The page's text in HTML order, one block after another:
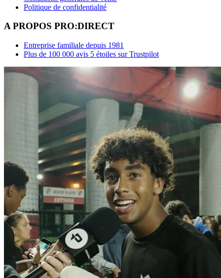
Politique de confidentialité
A PROPOS PRO:DIRECT
Entreprise familiale depuis 1981
Plus de 100 000 avis 5 étoiles sur Trustpilot